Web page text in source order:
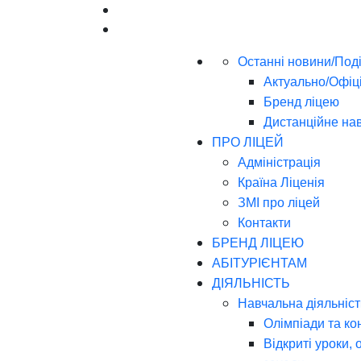
Останні новини/
Актуально/
Бренд ліцею
Дистанційне
ПРО ЛІЦЕЙ
Адміністрація
Країна Ліценія
ЗМІ про ліцей
Контакти
БРЕНД ЛІЦЕЮ
АБІТУРІЄНТАМ
ДІЯЛЬНІСТЬ
Навчальна
Олімпіади та
Відкриті уроки,